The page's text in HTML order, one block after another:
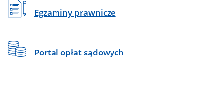
Egzaminy prawnicze
Portal opłat sądowych